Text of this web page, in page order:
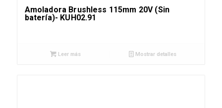
Amoladora Brushless 115mm 20V (Sin
batería)- KUH02.91
Leer más Mostrar detalles